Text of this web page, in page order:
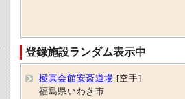
登録施設ランダム表示中
極真会館安斎道場 [空手]
福島県いわき市